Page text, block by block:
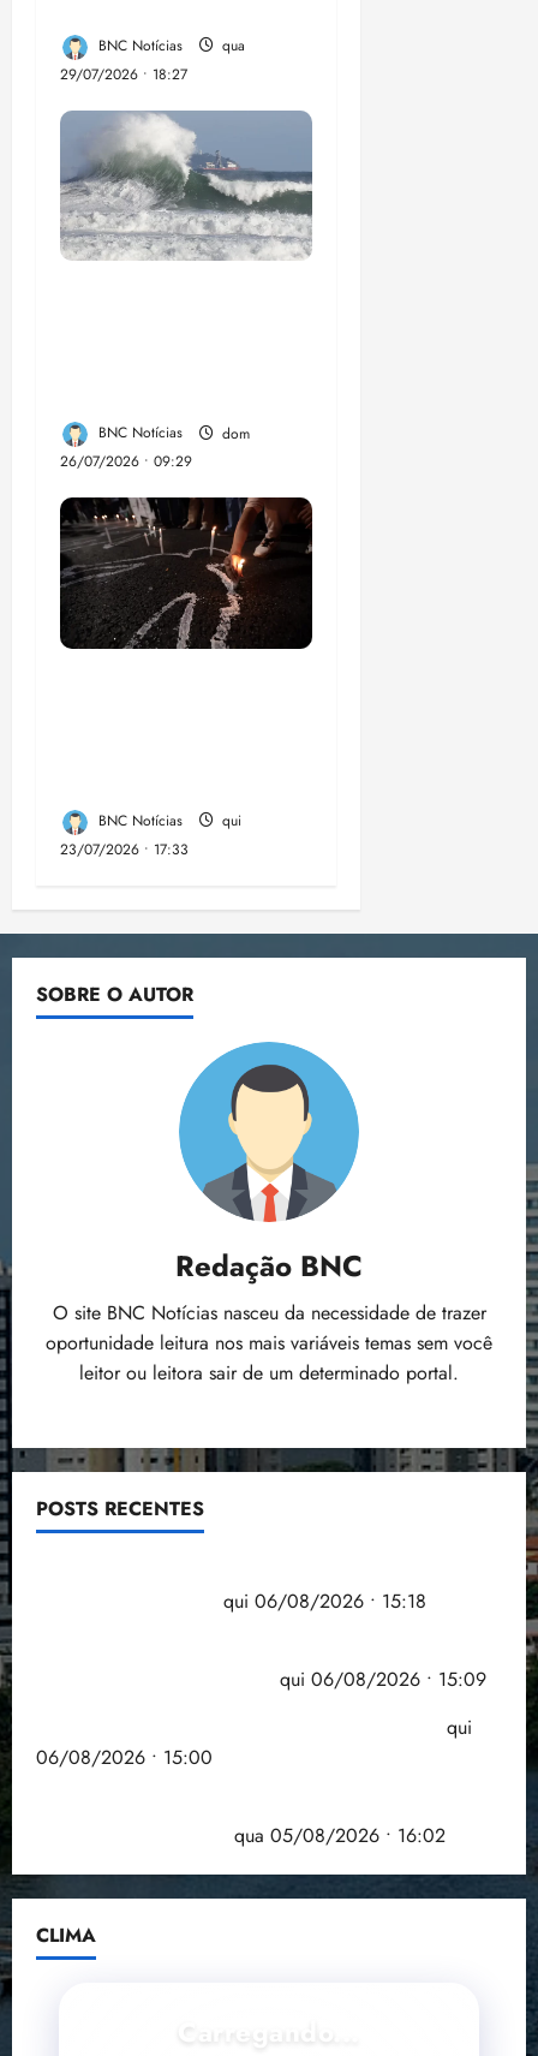
BNC Notícias
qua
29/07/2026 • 18:27
BNC Notícias
dom
26/07/2026 • 09:29
BNC Notícias
qui
23/07/2026 • 17:33
SOBRE O AUTOR
Redação BNC
O site BNC Notícias nasceu da necessidade de trazer
oportunidade leitura nos mais variáveis temas sem você
leitor ou leitora sair de um determinado portal.
POSTS RECENTES
qui 06/08/2026 • 15:18
qui 06/08/2026 • 15:09
qui
06/08/2026 • 15:00
qua 05/08/2026 • 16:02
CLIMA
Carregando...